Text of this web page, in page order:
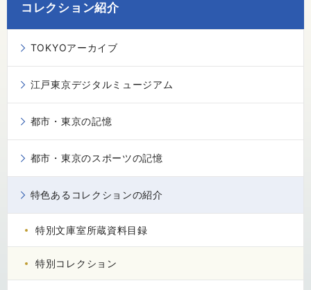
コレクション紹介
TOKYOアーカイブ
江戸東京デジタルミュージアム
都市・東京の記憶
都市・東京のスポーツの記憶
特色あるコレクションの紹介
特別文庫室所蔵資料目録
特別コレクション